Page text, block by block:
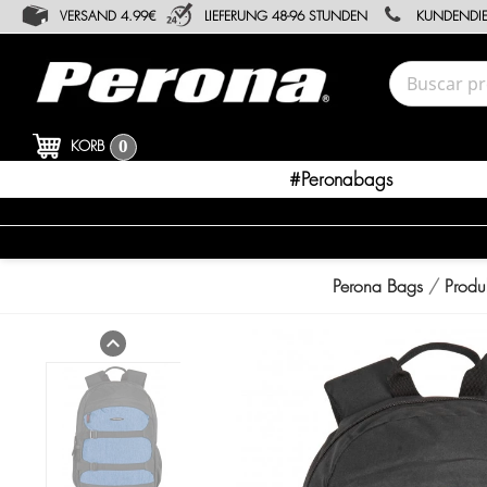
VERSAND 4.99€ LIEFERUNG 48-96 STUNDEN
KORB 0
#peronabags
Perona Bags
expand_less